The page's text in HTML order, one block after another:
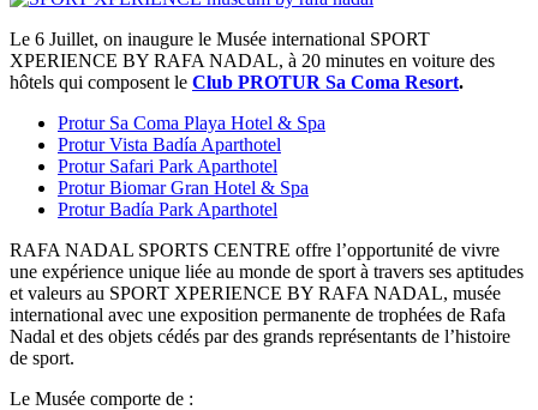
Le 6 Juillet, on inaugure le Musée international SPORT
XPERIENCE BY RAFA NADAL, à 20 minutes en voiture des
hôtels qui composent le Club PROTUR Sa Coma Resort.
Protur Sa Coma Playa Hotel & Spa
Protur Vista Badía Aparthotel
Protur Safari Park Aparthotel
Protur Biomar Gran Hotel & Spa
Protur Badía Park Aparthotel
RAFA NADAL SPORTS CENTRE offre l’opportunité de vivre
une expérience unique liée au monde de sport à travers ses aptitudes
et valeurs au SPORT XPERIENCE BY RAFA NADAL, musée
international avec une exposition permanente de trophées de Rafa
Nadal et des objets cédés par des grands représentants de l’histoire
de sport.
Le Musée comporte de :